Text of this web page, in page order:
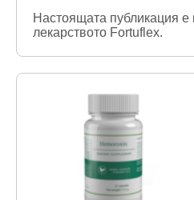
Настоящата публикация е
лекарството Fortuflex.